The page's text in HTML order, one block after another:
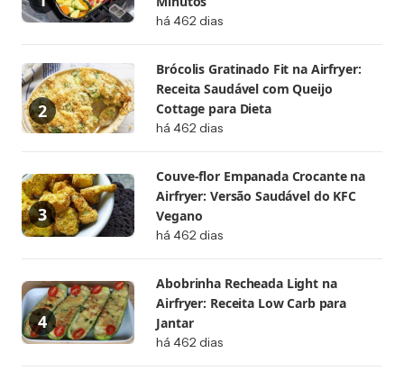
há 462 dias
Brócolis Gratinado Fit na Airfryer:
Receita Saudável com Queijo
Cottage para Dieta
há 462 dias
Couve-flor Empanada Crocante na
Airfryer: Versão Saudável do KFC
Vegano
há 462 dias
Abobrinha Recheada Light na
Airfryer: Receita Low Carb para
Jantar
há 462 dias